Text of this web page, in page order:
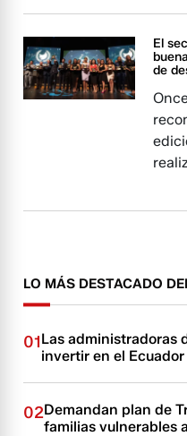
El
de
LO MÁS DESTACADO
01Las administradoras
invertir en el Ecuador
02Demandan plan de
familias vulnerables